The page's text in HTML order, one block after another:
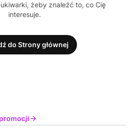
żeby znaleźć to, co Cię
interesuje.
do Strony głównej